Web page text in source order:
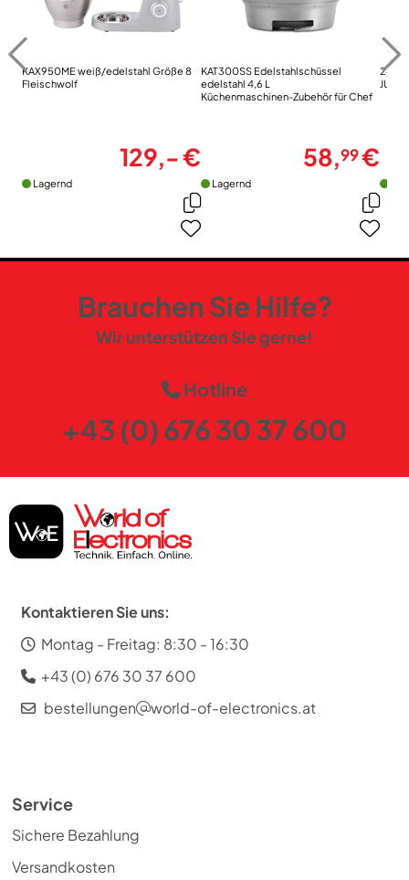
KAX950ME weiß/edelstahl Größe 8
Fleischwolf
129,- €
Lagernd
KAT300SS Edelstahlschüssel
edelstahl 4,6 L
Küchenmaschinen-Zubehör für Chef
58,99€
Lagernd
Brauchen Sie Hilfe?
Wir unterstützen Sie gerne!
Hotline
+43 (0) 676 30 37 600
Kontaktieren Sie uns:
Montag - Freitag: 8:30 - 16:30
+43 (0) 676 30 37 600
bestellungen
world-of-electronics.at
Service
Sichere Bezahlung
Versandkosten